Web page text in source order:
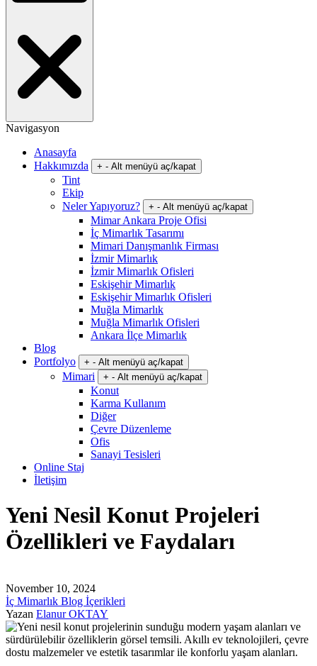
Navigasyon
Anasayfa
Hakkımızda
+ - Alt menüyü aç/kapat
Tint
Ekip
Neler Yapıyoruz?
+ - Alt menüyü aç/kapat
Mimar Ankara Proje Ofisi
İç Mimarlık Tasarımı
Mimari Danışmanlık Firması
İzmir Mimarlık
İzmir Mimarlık Ofisleri
Eskişehir Mimarlık
Eskişehir Mimarlık Ofisleri
Muğla Mimarlık
Muğla Mimarlık Ofisleri
Ankara İlçe Mimarlık
Blog
Portfolyo
+ - Alt menüyü aç/kapat
Mimari + - Alt menüyü aç/kapat
Konut
Karma Kullanım
Diğer
Çevre Düzenleme
Ofis
Sanayi Tesisleri
Online Staj
İletişim
Yeni Nesil Konut Projeleri
Özellikleri ve Faydaları
November 10, 2024
İç Mimarlık Blog İçerikleri
Yazan Elanur OKTAY